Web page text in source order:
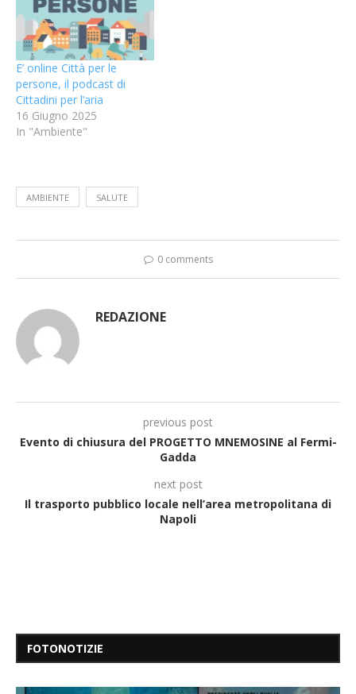
E’ online Città per le
persone, il podcast di
Cittadini per l’aria
16 Giugno 2025
In "Ambiente"
AMBIENTE SALUTE
0 comments
REDAZIONE
previous post
Evento di chiusura del PROGETTO MNEMOSINE al Fermi-
Gadda
next post
Il trasporto pubblico locale nell’area metropolitana di
Napoli
FOTONOTIZIE